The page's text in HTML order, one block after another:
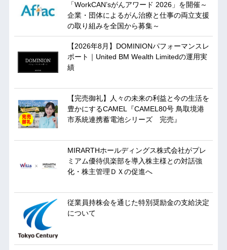
「WorkCAN’sがんアワード 2026」を開催～
企業・団体によるがん治療と仕事の両立支援
の取り組みを全国から募集～
【2026年8月】DOMINIONパフォーマンスレ
ポート｜United BM Wealth Limitedの運用実
績
【完売御礼】人々の未来の利益と今の生活を
豊かにするCAMEL『CAMEL80号 鳥取境港
市系統連携蓄電池シリーズ 完売』
MIRARTHホールディングス株式会社がプレ
ミアム優待倶楽部を導入株主様との対話強
化・株主管理ＤＸの促進へ
従業員持株会を通じた特別奨励金の支給決定
について